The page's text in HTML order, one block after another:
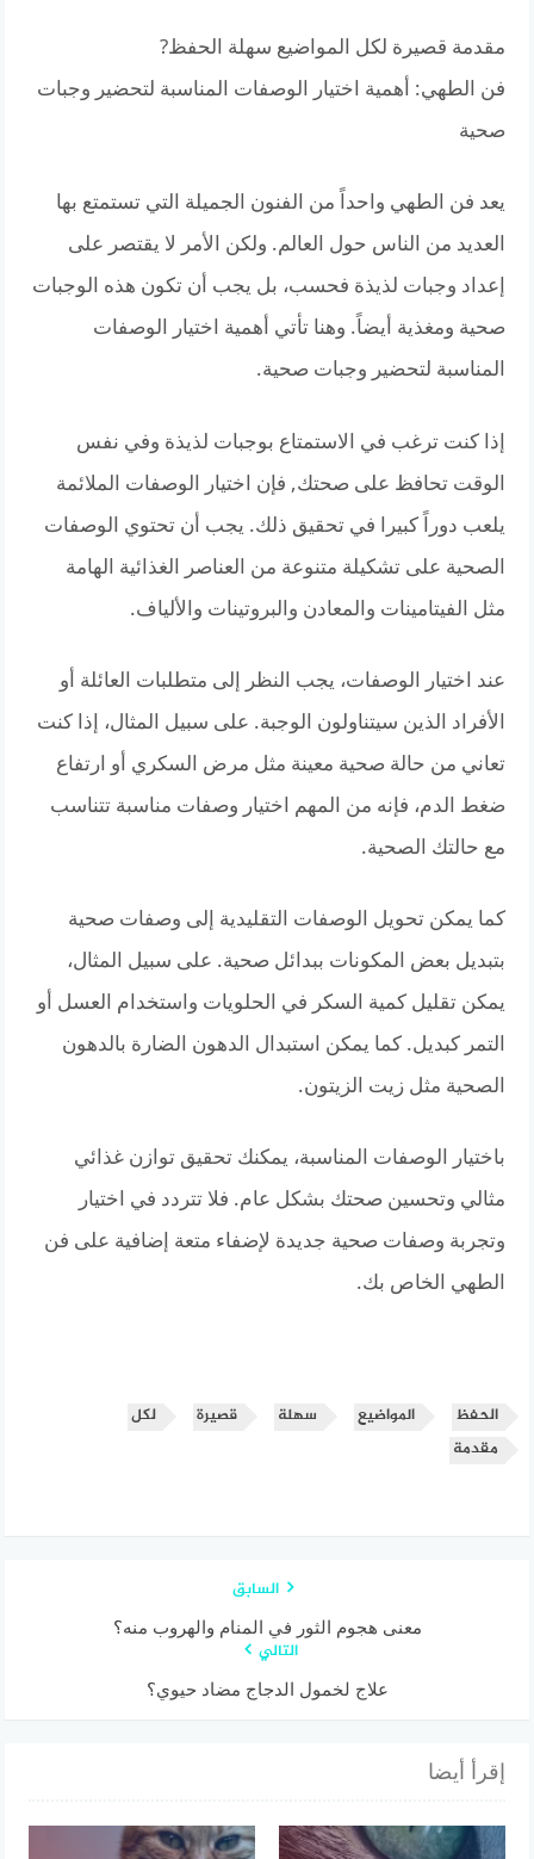
مقدمة قصيرة لكل المواضيع سهلة الحفظ?
فن الطهي: أهمية اختيار الوصفات المناسبة لتحضير وجبات
صحية
يعد فن الطهي واحداً من الفنون الجميلة التي تستمتع بها
العديد من الناس حول العالم. ولكن الأمر لا يقتصر على
إعداد وجبات لذيذة فحسب، بل يجب أن تكون هذه الوجبات
صحية ومغذية أيضاً. وهنا تأتي أهمية اختيار الوصفات
المناسبة لتحضير وجبات صحية.
إذا كنت ترغب في الاستمتاع بوجبات لذيذة وفي نفس
الوقت تحافظ على صحتك, فإن اختيار الوصفات الملائمة
يلعب دوراً كبيرا في تحقيق ذلك. يجب أن تحتوي الوصفات
الصحية على تشكيلة متنوعة من العناصر الغذائية الهامة
مثل الفيتامينات والمعادن والبروتينات والألياف.
عند اختيار الوصفات، يجب النظر إلى متطلبات العائلة أو
الأفراد الذين سيتناولون الوجبة. على سبيل المثال، إذا كنت
تعاني من حالة صحية معينة مثل مرض السكري أو ارتفاع
ضغط الدم، فإنه من المهم اختيار وصفات مناسبة تتناسب
مع حالتك الصحية.
كما يمكن تحويل الوصفات التقليدية إلى وصفات صحية
بتبديل بعض المكونات ببدائل صحية. على سبيل المثال،
يمكن تقليل كمية السكر في الحلويات واستخدام العسل أو
التمر كبديل. كما يمكن استبدال الدهون الضارة بالدهون
الصحية مثل زيت الزيتون.
باختيار الوصفات المناسبة، يمكنك تحقيق توازن غذائي
مثالي وتحسين صحتك بشكل عام. فلا تتردد في اختيار
وتجربة وصفات صحية جديدة لإضفاء متعة إضافية على فن
الطهي الخاص بك.
الحفظ المواضيع سهلة قصيرة
لكل
مقدمة
السابق
معنى هجوم الثور في المنام والهروب منه؟
التالي
علاج لخمول الدجاج مضاد حيوي؟
إقرأ أيضا